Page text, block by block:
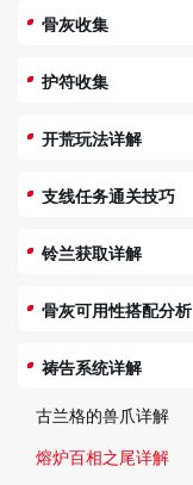
骨灰收集
护符收集
开荒玩法详解
支线任务通关技巧
铃兰获取详解
骨灰可用性搭配分析
祷告系统详解
古兰格的兽爪详解
熔炉百相之尾详解